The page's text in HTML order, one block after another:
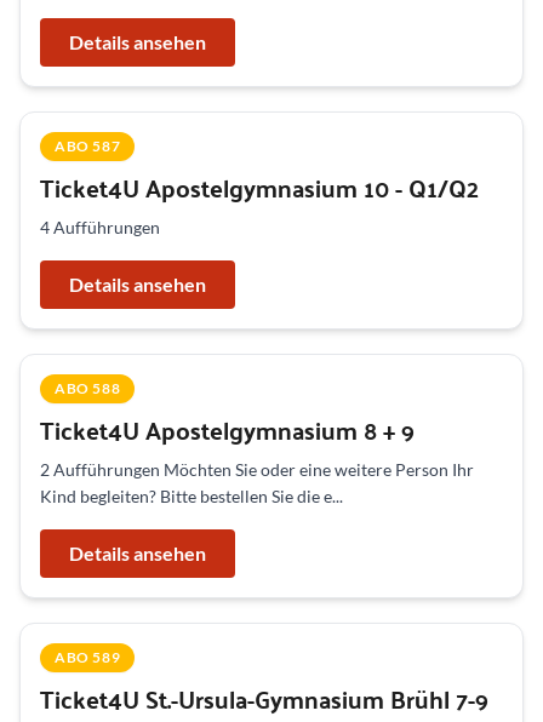
Details ansehen
ABO 587
Ticket4U Apostelgymnasium 10 - Q1/Q2
4 Aufführungen
Details ansehen
ABO 588
Ticket4U Apostelgymnasium 8 + 9
2 Aufführungen Möchten Sie oder eine weitere Person Ihr
Kind begleiten? Bitte bestellen Sie die e...
Details ansehen
ABO 589
Ticket4U St.-Ursula-Gymnasium Brühl 7-9